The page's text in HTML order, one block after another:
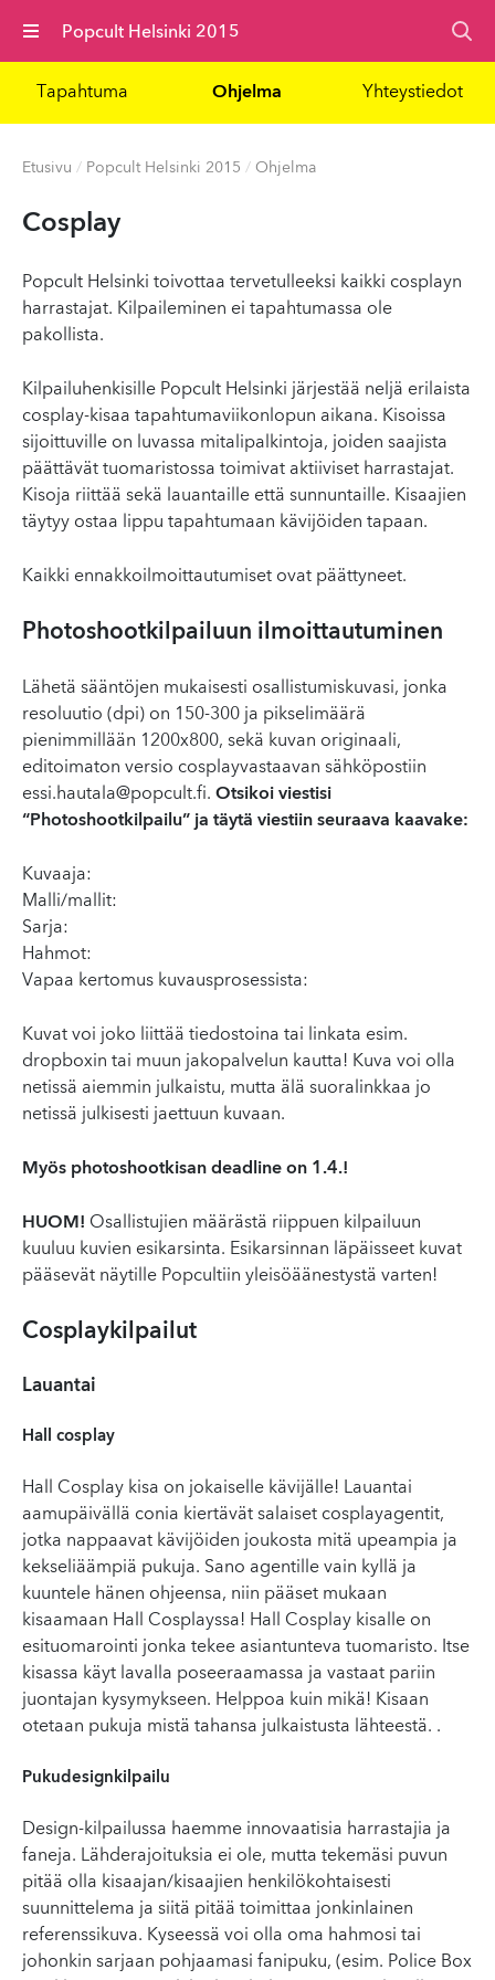
Valikko Popcult Helsinki 2015
Tapahtuma Ohjelma Yhteystiedot
Etusivu / Popcult Helsinki 2015 / Ohjelma
Cosplay
Popcult Helsinki toivottaa tervetulleeksi kaikki cosplayn
harrastajat. Kilpaileminen ei tapahtumassa ole
pakollista.
Kilpailuhenkisille Popcult Helsinki järjestää neljä erilaista
cosplay-kisaa tapahtumaviikonlopun aikana. Kisoissa
sijoittuville on luvassa mitalipalkintoja, joiden saajista
päättävät tuomaristossa toimivat aktiiviset harrastajat.
Kisoja riittää sekä lauantaille että sunnuntaille. Kisaajien
täytyy ostaa lippu tapahtumaan kävijöiden tapaan.
Kaikki ennakkoilmoittautumiset ovat päättyneet.
Photoshootkilpailuun ilmoittautuminen
Lähetä sääntöjen mukaisesti osallistumiskuvasi, jonka
resoluutio (dpi) on 150-300 ja pikselimäärä
pienimmillään 1200x800, sekä kuvan originaali,
editoimaton versio cosplayvastaavan sähköpostiin
essi.hautala@popcult.fi. Otsikoi viestisi
“Photoshootkilpailu” ja täytä viestiin seuraava kaavake:
Kuvaaja:
Malli/mallit:
Sarja:
Hahmot:
Vapaa kertomus kuvausprosessista:
Kuvat voi joko liittää tiedostoina tai linkata esim.
dropboxin tai muun jakopalvelun kautta! Kuva voi olla
netissä aiemmin julkaistu, mutta älä suoralinkkaa jo
netissä julkisesti jaettuun kuvaan.
Myös photoshootkisan deadline on 1.4.!
HUOM! Osallistujien määrästä riippuen kilpailuun
kuuluu kuvien esikarsinta. Esikarsinnan läpäisseet kuvat
pääsevät näytille Popcultiin yleisöäänestystä varten!
Cosplaykilpailut
Lauantai
Hall cosplay
Hall Cosplay kisa on jokaiselle kävijälle! Lauantai
aamupäivällä conia kiertävät salaiset cosplayagentit,
jotka nappaavat kävijöiden joukosta mitä upeampia ja
kekseliäämpiä pukuja. Sano agentille vain kyllä ja
kuuntele hänen ohjeensa, niin pääset mukaan
kisaamaan Hall Cosplayssa! Hall Cosplay kisalle on
esituomarointi jonka tekee asiantunteva tuomaristo. Itse
kisassa käyt lavalla poseeraamassa ja vastaat pariin
juontajan kysymykseen. Helppoa kuin mikä! Kisaan
otetaan pukuja mistä tahansa julkaistusta lähteestä. .
Pukudesignkilpailu
Design-kilpailussa haemme innovaatisia harrastajia ja
faneja. Lähderajoituksia ei ole, mutta tekemäsi puvun
pitää olla kisaajan/kisaajien henkilökohtaisesti
suunnittelema ja siitä pitää toimittaa jonkinlainen
referenssikuva. Kyseessä voi olla oma hahmosi tai
johonkin sarjaan pohjaamasi fanipuku, (esim. Police Box